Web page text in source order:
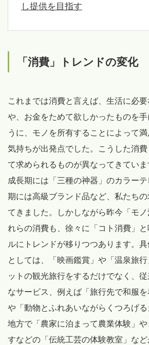
し提供を目指す
「消費」トレンドの変化
これまでは消費と言えば、生活に必
や、お金をためて欲しかったものを
うに、モノを所有することによって
気持ちが出発点でした。こうした消
て求められるものが異なってきてい
成長期には「三種の神器」のカラー
期には高級ブランド品など、私たち
てきました。しかしながら昨今「モ
れらの消費も、徐々に「コト消費」
ルにトレンドが移りつつあります。具
としては、「映画鑑賞」や「温泉旅
ットの観光旅行をするだけでなく、
なサービス、例えば「旅行先で和服
や「動物とふれあいながらくつろげ
地方で「農家に泊まって農業体験」
すなどの「伝統工芸の体験教室」な